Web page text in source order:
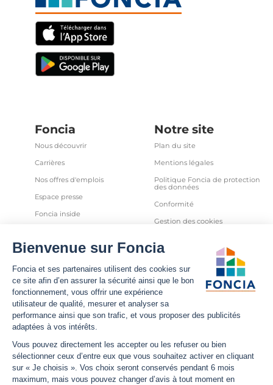
Foncia
Nous découvrir
Carrières
Nos offres d'emplois
Espace presse
Foncia inside
Partenaires
Notre site
Plan du site
Mentions légales
Politique Foncia de protection
des données
Conformité
Gestion des cookies
et autres traceurs
Sécurité informatique
Déclaration d'accessibilité
Infos utiles
Nous contacter
Estimation bien immobilier
Estimation loyer
Nous suivre
Facebook
X
LinkedIn
YouTube